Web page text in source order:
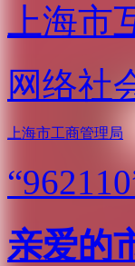
上海市
网络社
上海市工商管理局
亲爱的